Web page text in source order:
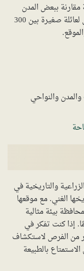
ببعض المدن
الكبرى في سوريا. يقدر متوسط تكلفة العيش لعائلة صغيرة بين 300
والنواحي
والتاريخية في
الغني. مع موقعها
بيئة مثالية
إذا كنت تفكر في
من الفرص لاستكشاف
بالطبيعة